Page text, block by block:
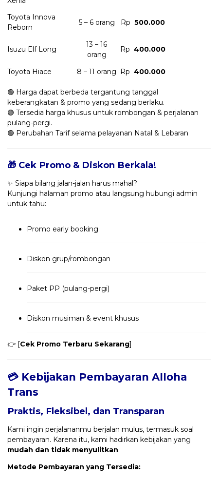
Toyota Innova
Reborn
5 – 6 orang Rp 500.000
Isuzu Elf Long
13 – 16
orang
Rp 400.000
Toyota Hiace 8 – 11 orang Rp 400.000
🟢 Harga dapat berbeda tergantung tanggal
keberangkatan & promo yang sedang berlaku.
🟢 Tersedia harga khusus untuk rombongan & perjalanan
pulang-pergi.
🟢 Perubahan Tarif selama pelayanan Natal & Lebaran
🎁 Cek Promo & Diskon Berkala!
✨ Siapa bilang jalan-jalan harus mahal?
Kunjungi halaman promo atau langsung hubungi admin
untuk tahu:
Promo early booking
Diskon grup/rombongan
Paket PP (pulang-pergi)
Diskon musiman & event khusus
👉 [Cek Promo Terbaru Sekarang]
💳 Kebijakan Pembayaran Alloha
Trans
Praktis, Fleksibel, dan Transparan
Kami ingin perjalananmu berjalan mulus, termasuk soal
pembayaran. Karena itu, kami hadirkan kebijakan yang
mudah dan tidak menyulitkan.
Metode Pembayaran yang Tersedia: